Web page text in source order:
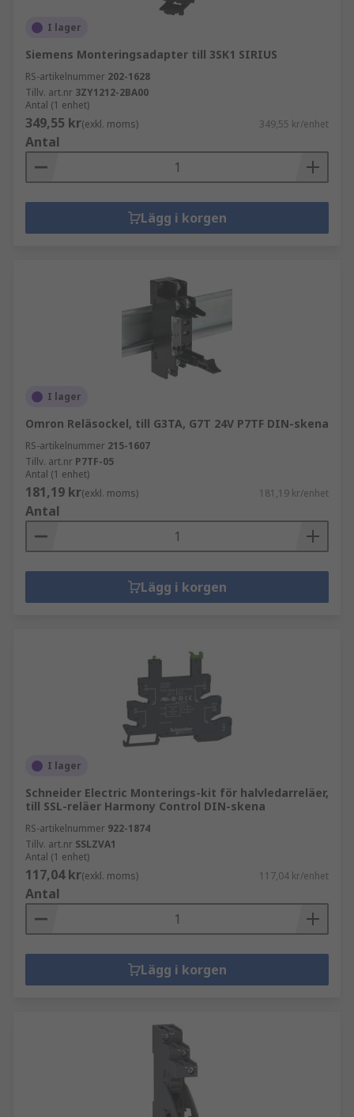
I lager
Siemens Monteringsadapter till 3SK1 SIRIUS
RS-artikelnummer 202-1628
Tillv. art.nr 3ZY1212-2BA00
Antal (1 enhet)
349,55 kr(exkl. moms) 349,55 kr/enhet
Antal
Lägg i korgen
I lager
Omron Reläsockel, till G3TA, G7T 24V P7TF DIN-skena
RS-artikelnummer 215-1607
Tillv. art.nr P7TF-05
Antal (1 enhet)
181,19 kr(exkl. moms) 181,19 kr/enhet
Antal
Lägg i korgen
I lager
Schneider Electric Monterings-kit för halvledarreläer,
till SSL-reläer Harmony Control DIN-skena
RS-artikelnummer 922-1874
Tillv. art.nr SSLZVA1
Antal (1 enhet)
117,04 kr(exkl. moms) 117,04 kr/enhet
Antal
Lägg i korgen